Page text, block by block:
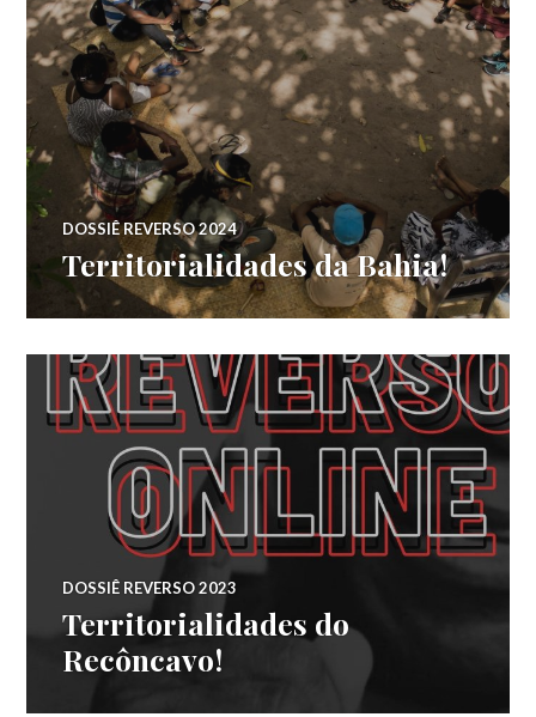
DOSSIÊ REVERSO 2024
Territorialidades da Bahia!
DOSSIÊ REVERSO 2023
Territorialidades do
Recôncavo!